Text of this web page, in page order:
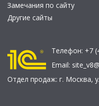
Замечания по сайту
Другие сайты
Телефон: +7
Email:
Отдел продаж: г. Москва,